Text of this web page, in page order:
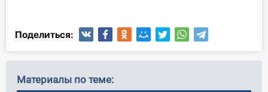
Поделиться:
Материалы по теме: